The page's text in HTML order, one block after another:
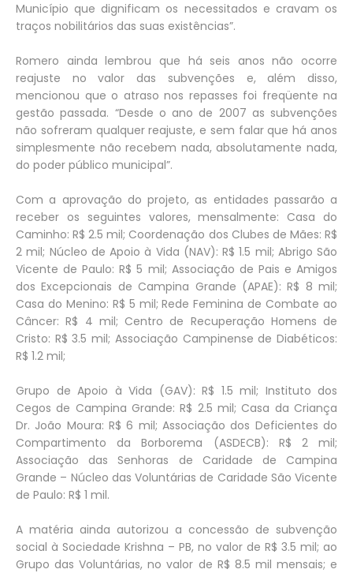
Município que dignificam os necessitados e cravam os
traços nobilitários das suas existências”.
Romero ainda lembrou que há seis anos não ocorre
reajuste no valor das subvenções e, além disso,
mencionou que o atraso nos repasses foi freqüente na
gestão passada. “Desde o ano de 2007 as subvenções
não sofreram qualquer reajuste, e sem falar que há anos
simplesmente não recebem nada, absolutamente nada,
do poder público municipal”.
Com a aprovação do projeto, as entidades passarão a
receber os seguintes valores, mensalmente: Casa do
Caminho: R$ 2.5 mil; Coordenação dos Clubes de Mães: R$
2 mil; Núcleo de Apoio à Vida (NAV): R$ 1.5 mil; Abrigo São
Vicente de Paulo: R$ 5 mil; Associação de Pais e Amigos
dos Excepcionais de Campina Grande (APAE): R$ 8 mil;
Casa do Menino: R$ 5 mil; Rede Feminina de Combate ao
Câncer: R$ 4 mil; Centro de Recuperação Homens de
Cristo: R$ 3.5 mil; Associação Campinense de Diabéticos:
R$ 1.2 mil;
Grupo de Apoio à Vida (GAV): R$ 1.5 mil; Instituto dos
Cegos de Campina Grande: R$ 2.5 mil; Casa da Criança
Dr. João Moura: R$ 6 mil; Associação dos Deficientes do
Compartimento da Borborema (ASDECB): R$ 2 mil;
Associação das Senhoras de Caridade de Campina
Grande – Núcleo das Voluntárias de Caridade São Vicente
de Paulo: R$ 1 mil.
A matéria ainda autorizou a concessão de subvenção
social à Sociedade Krishna – PB, no valor de R$ 3.5 mil; ao
Grupo das Voluntárias, no valor de R$ 8.5 mil mensais; e